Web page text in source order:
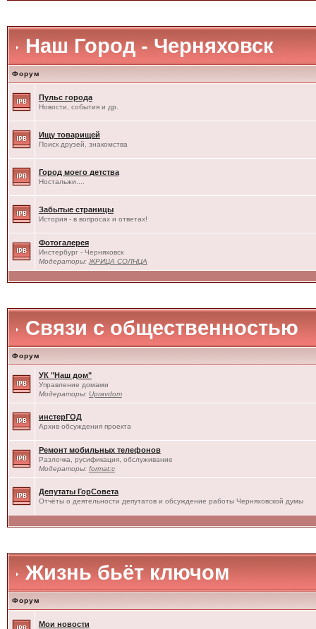
Наш Город - Черняховск
Форум
Пульс города
Новости, события и др.
Ищу товарищей
Поиск друзей, знакомства
Город моего детства
Ностальжи....
Забытые страницы
История - в вопросах и ответах!
Фотогалерея
Инстербург - Черняховск
Модераторы: ЖРИЦА СОЛНЦА
Связи с общественностью
Форум
УК "Наш дом"
Управление домами
Модераторы: Upravdom
инстерГОД
Архив обсуждения проекта
Ремонт мобильных телефонов
Разлочка, русификация, обслуживание
Модераторы: format:c
Депутаты ГорСовета
Отчёты о деятельности депутатов и обсуждение работы Черняховской думы
Жизнь бьёт ключом
Форум
Мои новости